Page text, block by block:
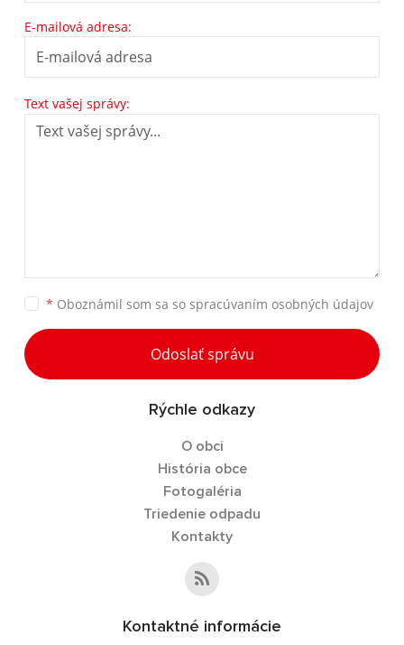
E-mailová adresa:
Text vašej správy:
* Oboznámil som sa so spracúvaním osobných údajov
Odoslať správu
Rýchle odkazy
O obci
História obce
Fotogaléria
Triedenie odpadu
Kontakty
Kontaktné informácie